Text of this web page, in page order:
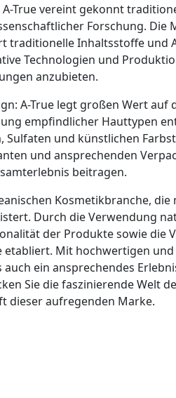
True vereint gekonnt
Forschung. Die
traditionelle Inhaltsstoffe und
Technologien und
anzubieten.
A-True legt großen Wert
empfindlicher Hauttypen
und künstlichen
und ansprechenden
beitragen.
Kosmetikbranche,
Durch die Verwendung
der Produkte sowie die
Mit hochwertigen
ein ansprechendes
Sie die faszinierende Welt
dieser aufregenden Marke.